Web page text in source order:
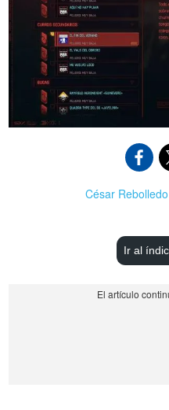
César Rebolledo
Ir al